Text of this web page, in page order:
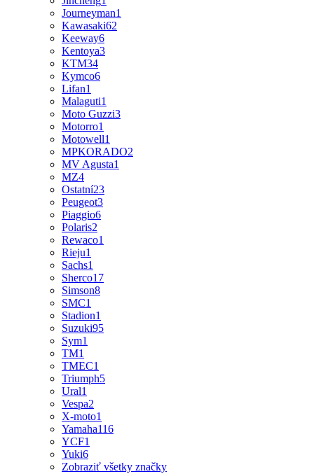
Journeyman1
Kawasaki62
Keeway6
Kentoya3
KTM34
Kymco6
Lifan1
Malaguti1
Moto Guzzi3
Motorro1
Motowell1
MPKORADO2
MV Agusta1
MZ4
Ostatní23
Peugeot3
Piaggio6
Polaris2
Rewaco1
Rieju1
Sachs1
Sherco17
Simson8
SMC1
Stadion1
Suzuki95
Sym1
TM1
TMEC1
Triumph5
Ural1
Vespa2
X-moto1
Yamaha116
YCF1
Yuki6
Zobraziť všetky značky